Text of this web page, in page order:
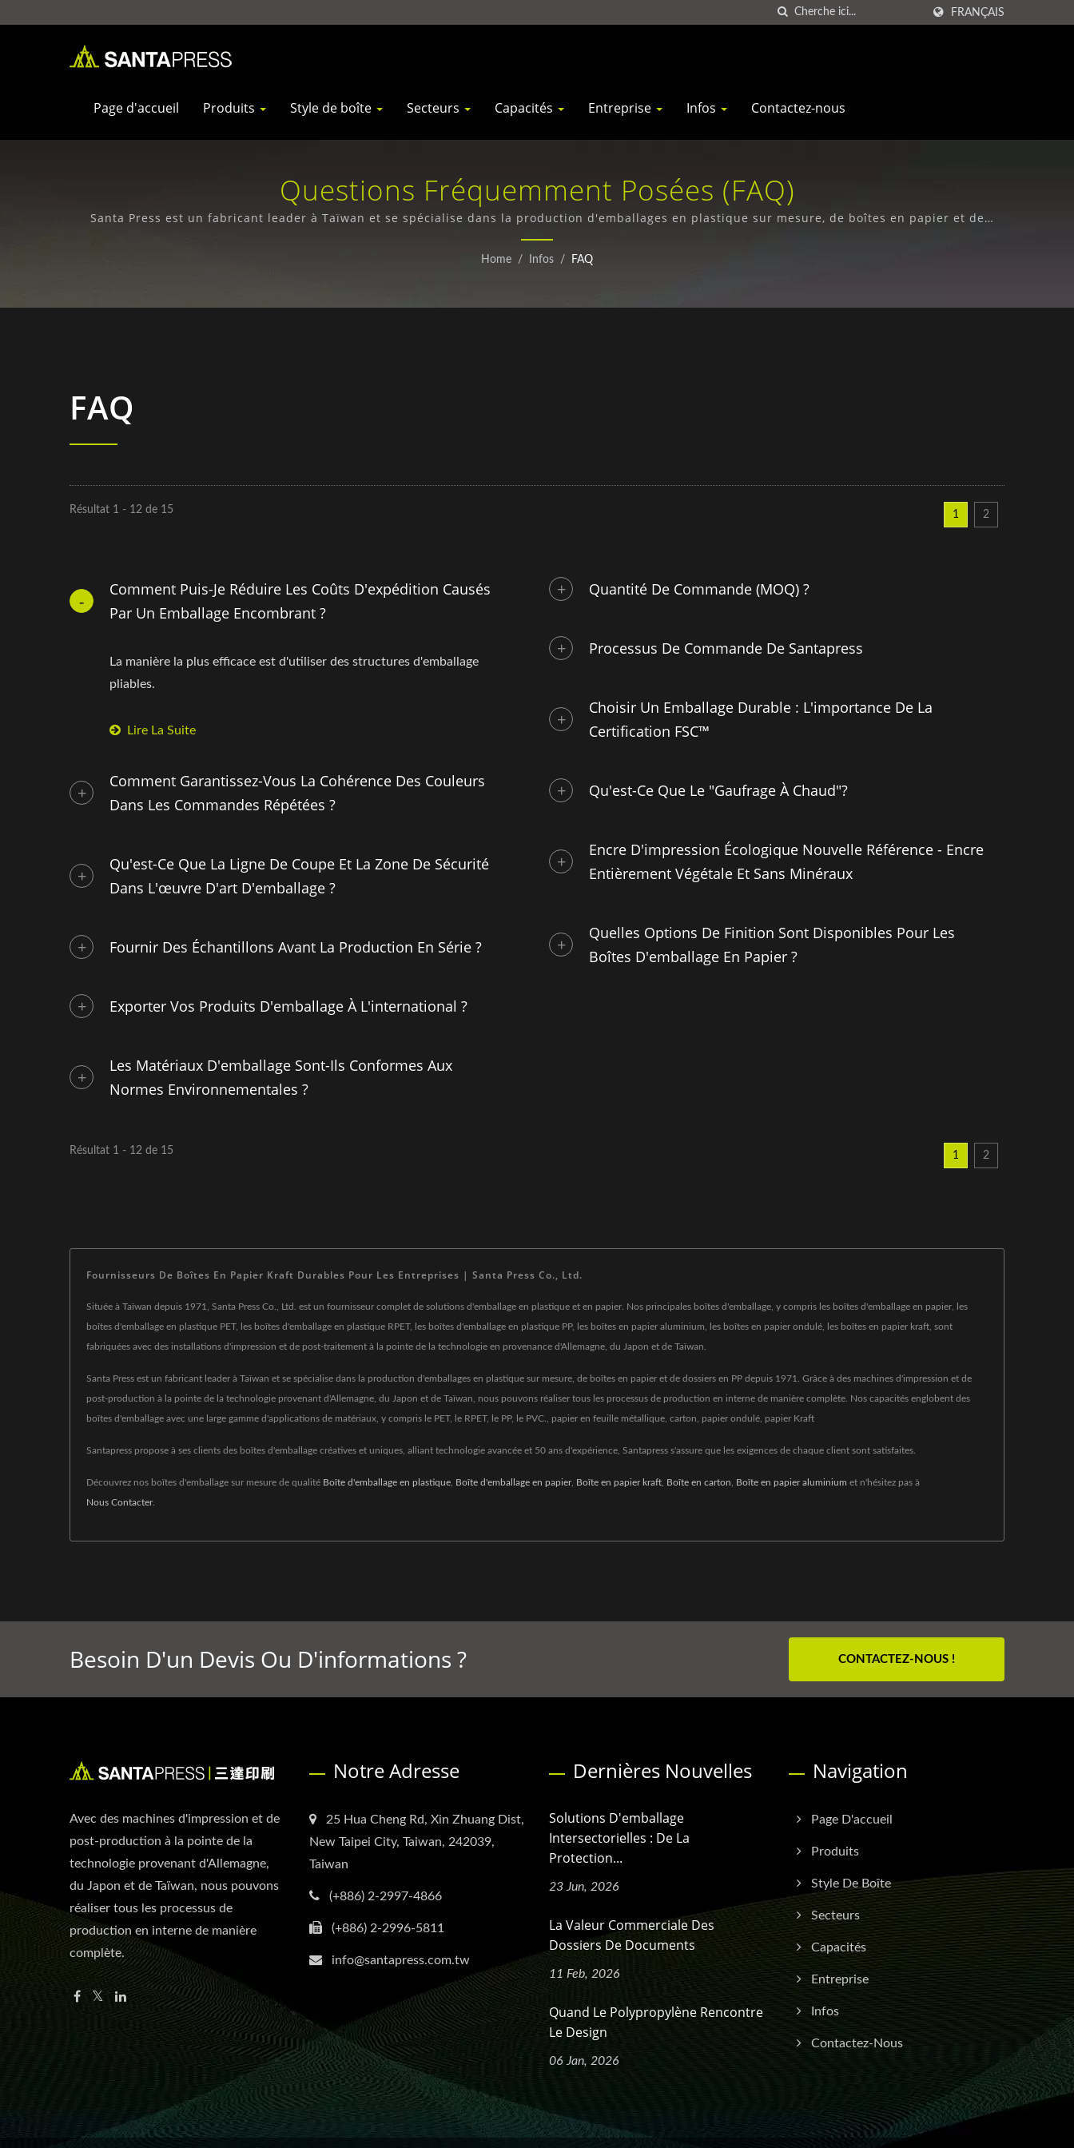
FRANÇAIS
Page d'accueil Produits Style de boîte Secteurs Capacités Entreprise Infos Contactez-nous
Questions Fréquemment Posées (FAQ)
Santa Press est un fabricant leader à Taïwan et se spécialise dans la production d'emballages en plastique sur mesure, de boîtes en papier et de
dossiers en PP depuis 1971.
Home / Infos / FAQ
FAQ
Résultat 1 - 12 de 15 1 2
Comment Puis-Je Réduire Les Coûts D'expédition Causés
Par Un Emballage Encombrant ?
La manière la plus efficace est d'utiliser des structures d'emballage
pliables.
Lire La Suite
Comment Garantissez-Vous La Cohérence Des Couleurs
Dans Les Commandes Répétées ?
Qu'est-Ce Que La Ligne De Coupe Et La Zone De Sécurité
Dans L'œuvre D'art D'emballage ?
Fournir Des Échantillons Avant La Production En Série ?
Exporter Vos Produits D'emballage À L'international ?
Les Matériaux D'emballage Sont-Ils Conformes Aux
Normes Environnementales ?
Quantité De Commande (MOQ) ?
Processus De Commande De Santapress
Choisir Un Emballage Durable : L'importance De La
Certification FSC™
Qu'est-Ce Que Le "gaufrage À Chaud"?
Encre D'impression Écologique Nouvelle Référence - Encre
Entièrement Végétale Et Sans Minéraux
Quelles Options De Finition Sont Disponibles Pour Les
Boîtes D'emballage En Papier ?
Résultat 1 - 12 de 15 1 2
Fournisseurs De Boîtes En Papier Kraft Durables Pour Les Entreprises | Santa Press Co., Ltd.
Située à Taïwan depuis 1971, Santa Press Co., Ltd. est un fournisseur complet de solutions d'emballage en plastique et en papier. Nos principales boîtes d'emballage, y compris les boîtes d'emballage en papier, les
boîtes d'emballage en plastique PET, les boîtes d'emballage en plastique RPET, les boîtes d'emballage en plastique PP, les boîtes en papier aluminium, les boîtes en papier ondulé, les boîtes en papier kraft, sont
fabriquées avec des installations d'impression et de post-traitement à la pointe de la technologie en provenance d'Allemagne, du Japon et de Taïwan.
Santa Press est un fabricant leader à Taïwan et se spécialise dans la production d'emballages en plastique sur mesure, de boîtes en papier et de dossiers en PP depuis 1971. Grâce à des machines d'impression et de
post-production à la pointe de la technologie provenant d'Allemagne, du Japon et de Taïwan, nous pouvons réaliser tous les processus de production en interne de manière complète. Nos capacités englobent des
boîtes d'emballage avec une large gamme d'applications de matériaux, y compris le PET, le RPET, le PP, le PVC., papier en feuille métallique, carton, papier ondulé, papier Kraft
Santapress propose à ses clients des boîtes d'emballage créatives et uniques, alliant technologie avancée et 50 ans d'expérience, Santapress s'assure que les exigences de chaque client sont satisfaites.
Découvrez nos boîtes d'emballage sur mesure de qualité Boîte d'emballage en plastique Boîte d'emballage en papier, Boîte en papier kraft Boîte en carton Boîte en papier aluminium et n'hésitez pas à
Nous Contacter.
Besoin D'un Devis Ou D'informations ? CONTACTEZ-NOUS !
Avec des machines d'impression et de
post-production à la pointe de la
technologie provenant d'Allemagne,
du Japon et de Taïwan, nous pouvons
réaliser tous les processus de
production en interne de manière
complète.
Notre Adresse
25 Hua Cheng Rd, Xin Zhuang Dist,
New Taipei City, Taiwan, 242039,
Taiwan
(+886) 2-2997-4866
(+886) 2-2996-5811
info@santapress.com.tw
Dernières Nouvelles
Solutions D'emballage
Intersectorielles : De La
Protection...
23 Jun, 2026
La Valeur Commerciale Des
Dossiers De Documents
11 Feb, 2026
Quand Le Polypropylène Rencontre
Le Design
06 Jan, 2026
Navigation
Page D'accueil
Produits
Style De Boîte
Secteurs
Capacités
Entreprise
Infos
Contactez-Nous